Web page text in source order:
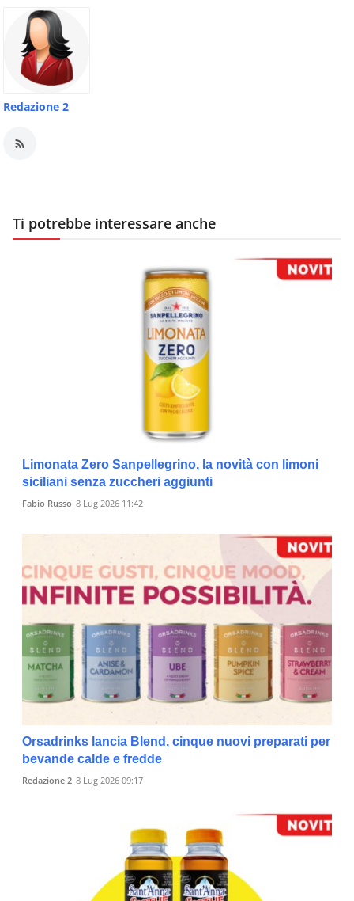
Redazione 2
Ti potrebbe interessare anche
Limonata Zero Sanpellegrino, la novità con limoni
siciliani senza zuccheri aggiunti
Fabio Russo 8 Lug 2026 11:42
Orsadrinks lancia Blend, cinque nuovi preparati per
bevande calde e fredde
Redazione 2 8 Lug 2026 09:17